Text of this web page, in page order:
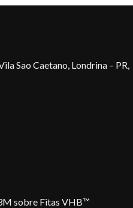
Sao Caetano, Londrina – PR,
sobre Fitas VHB™